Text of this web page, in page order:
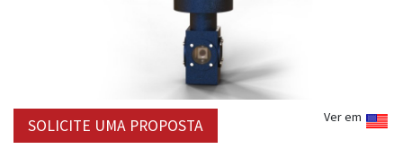
Ver em
SOLICITE UMA PROPOSTA